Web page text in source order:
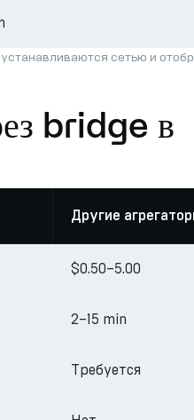
сетью и
bridge в
Другие
$0.50–5.00
2–15 min
Требуется